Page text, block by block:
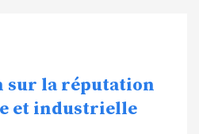
sur la réputation
et industrielle